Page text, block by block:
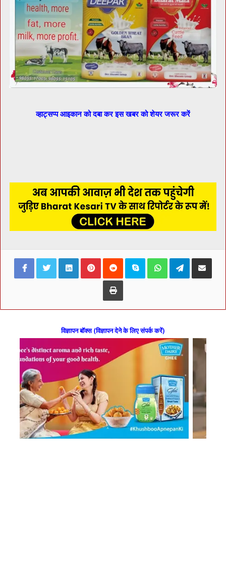
व्हाट्सप्प आइकान को दबा कर इस खबर को शेयर जरूर करें
FacebookTwitterLinkedInPinterestReddit Skype WhatsAppTelegramShare via
Print
विज्ञापन बॉक्स (विज्ञापन देने के लिए संपर्क करें)